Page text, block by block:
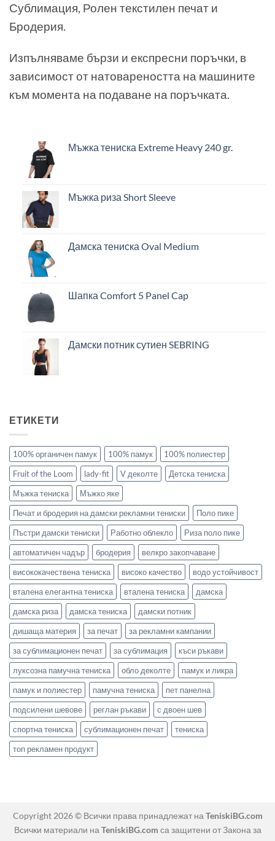
Сублимация, Ролен текстилен печат и
Бродерия.
Изпълняваме бързи и експресни поръчки, в
зависимост от натовареността на машините
към момента на подаване на поръчката.
Мъжка тениска Extreme Heavy 240 gr.
Мъжка риза Short Sleeve
Дамска тениска Oval Medium
Шапка Comfort 5 Panel Cap
Дамски потник сутиен SEBRING
ЕТИКЕТИ
100% органичен памук 100% памук
100% полиестер
Fruit of the Loom
lady-fit V деколте
Детска тениска
Мъжка тениска
Мъжко яке
Печат и бродерия на дамски рекламни тениски
Поло пике
Пъстри дамски тениски
Работно облекло
Риза поло пике
автоматичен чадър
бродерия
велкро закопчаване
висококачествена тениска
високо качество
водо устойчивост
вталена елегантна тениска
вталена тениска
дамска
дамска риза
дамска тениска
дамски потник
дишаща материя
за печат
за рекламни кампании
за сублимационен печат
за сублимация
къси ръкави
луксозна памучна тениска
обло деколте
памук и ликра
памук и полиестер
памучна тениска
пет панелна
подсилени шевове
реглан ръкави
с двоен шев
спортна тениска
сублимационен печат
тениска
топ рекламен продукт
Copyright 2026 © Всички права принадлежат на TeniskiBG.com
Всички материали на TeniskiBG.com са защитени от Закона за